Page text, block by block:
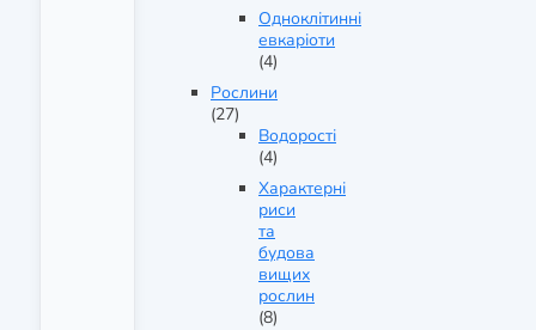
Одноклітинні
евкаріоти
(4)
Рослини
(27)
Водорості
(4)
Характерні
риси
та
будова
вищих
рослин
(8)